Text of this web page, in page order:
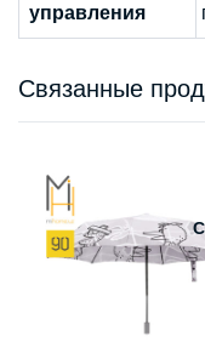
управления
Связанные